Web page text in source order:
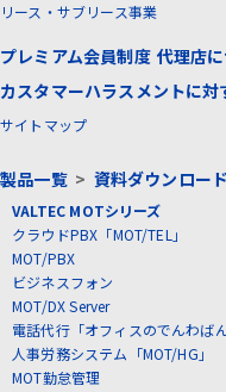
リース・サブリース事業
プレミアム会員制度 代理店
カスタマーハラスメントに対
サイトマップ
製品一覧> 資料ダウンロード
VALTEC MOTシリーズ
クラウドPBX「MOT/TEL」
MOT/PBX
ビジネスフォン
MOT/DX Server
電話代行「オフィスのでんわばん
人事労務システム「MOT/HG」
MOT勤怠管理